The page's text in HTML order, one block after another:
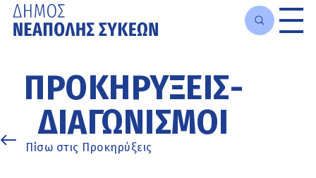
κυρίως
περιεχόμενο
ΠΡΟΚΗΡΎΞΕΙΣ-
ΔΙΑΓΩΝΙΣΜΟΊ
Πίσω στις Προκηρύξεις